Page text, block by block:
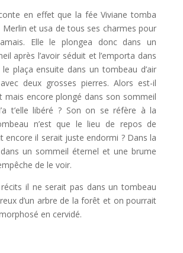
en effet que la fée Viviane tomba
Merlin et usa de tous ses charmes pour
Elle le plongea donc dans un
après l’avoir séduit et l’emporta dans
plaça ensuite dans un tombeau d’air
deux grosses pierres. Alors est-il
mais encore plongé dans son sommeil
t’elle libéré ? Son on se réfère à la
n’est que le lieu de repos de
encore il serait juste endormi ? Dans la
un sommeil éternel et une brume
de le voir.
il ne serait pas dans un tombeau
d’un arbre de la forêt et on pourrait
en cervidé.